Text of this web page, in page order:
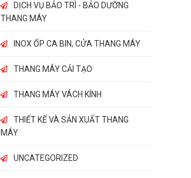
DỊCH VỤ BẢO TRÌ - BẢO DƯỠNG
THANG MÁY
INOX ỐP CA BIN, CỬA THANG MÁY
THANG MÁY CẢI TẠO
THANG MÁY VÁCH KÍNH
THIẾT KẾ VÀ SẢN XUẤT THANG
MÁY
UNCATEGORIZED